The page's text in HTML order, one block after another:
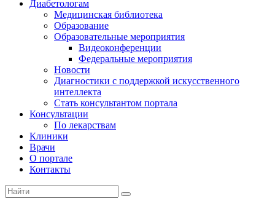
Диабетологам
Медицинская библиотека
Образование
Образовательные мероприятия
Видеоконференции
Федеральные мероприятия
Новости
Диагностики с поддержкой искусственного
интеллекта
Стать консультантом портала
Консультации
По лекарствам
Клиники
Врачи
О портале
Контакты